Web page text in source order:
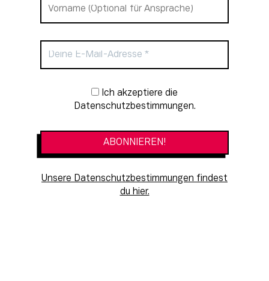
Newsletter-Anmeldung
Datenschutzbestimmungen.
Unsere Datenschutzbestimmungen findest
du hier.